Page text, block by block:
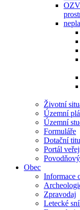
Životní
Územní
Územní
Formuláře
Dotační
Portál
Obec
Informace
Zpravodaj
Letecké